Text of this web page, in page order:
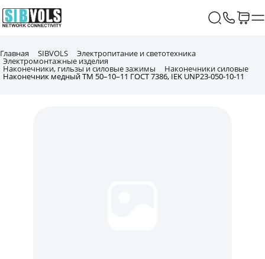
Главная SIBVOLS Электропитание и светотехника
Электромонтажные изделия
Наконечники, гильзы и силовые зажимы Наконечники силовые
Наконечник медный ТМ 50–10–11 ГОСТ 7386, IEK UNP23-050-10-11